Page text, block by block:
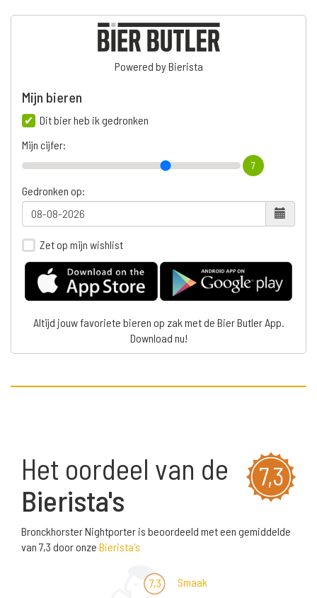
Powered by Bierista
Mijn bieren
Dit bier heb ik gedronken
Mijn cijfer:
7
Gedronken op:
Zet op mijn wishlist
Altijd jouw favoriete bieren op zak met de Bier Butler App.
Download nu!
7,3
Het oordeel van de
Bierista's
Bronckhorster Nightporter is beoordeeld met een gemiddelde
van 7,3 door onze Bierista's
7,3 Smaak